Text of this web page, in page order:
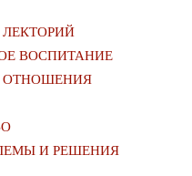
ВОСПИТАНИЕ
ОТНОШЕНИЯ
И РЕШЕНИЯ